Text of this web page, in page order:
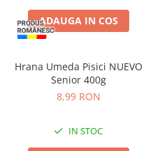
ADAUGA IN COS
Hrana Umeda Pisici NUEVO
Senior 400g
8,99 RON
IN STOC